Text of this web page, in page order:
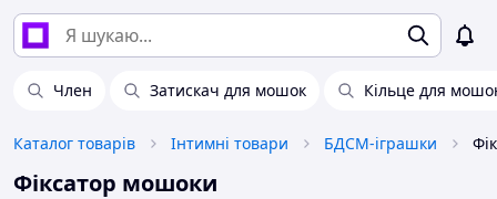
Член Затискач для мошок Кільце для
Каталог товарів Інтимні товари БДСМ-іграшки
Фіксатор мошоки